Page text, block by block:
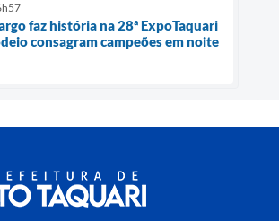
faz história na 28ª ExpoTaquari
consagram campeões em noite